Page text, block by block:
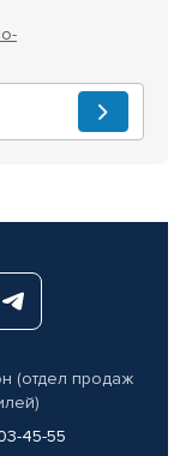
(отдел продаж
45-55